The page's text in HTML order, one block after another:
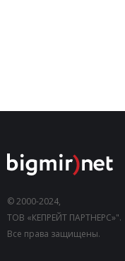
© 2000-2024,
ТОВ «КЕПРЕЙТ ПАРТНЕРС»".
Все права защищены.